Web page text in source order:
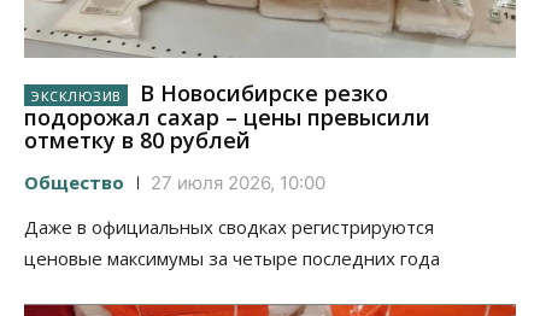
В Новосибирске резко
подорожал сахар – цены превысили
отметку в 80 рублей
Общество 27 июля 2026, 10:00
Даже в официальных сводках регистрируются
ценовые максимумы за четыре последних года